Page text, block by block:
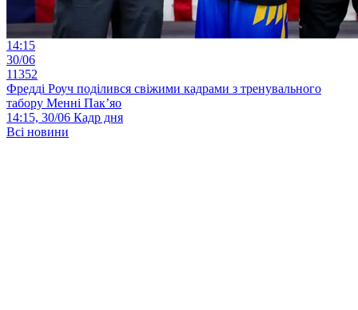
14:15
30/06
11352
Фредді Роуч поділився свіжими кадрами з тренувального
табору Менні Пак’яо
14:15, 30/06 Кадр дня
Всі новини